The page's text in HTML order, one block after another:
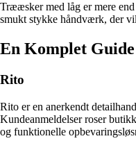
Trææsker med låg er mere
smukt stykke håndværk, der
En Komplet
Rito
Rito er en anerkendt
Kundeanmeldelser roser
og funktionelle